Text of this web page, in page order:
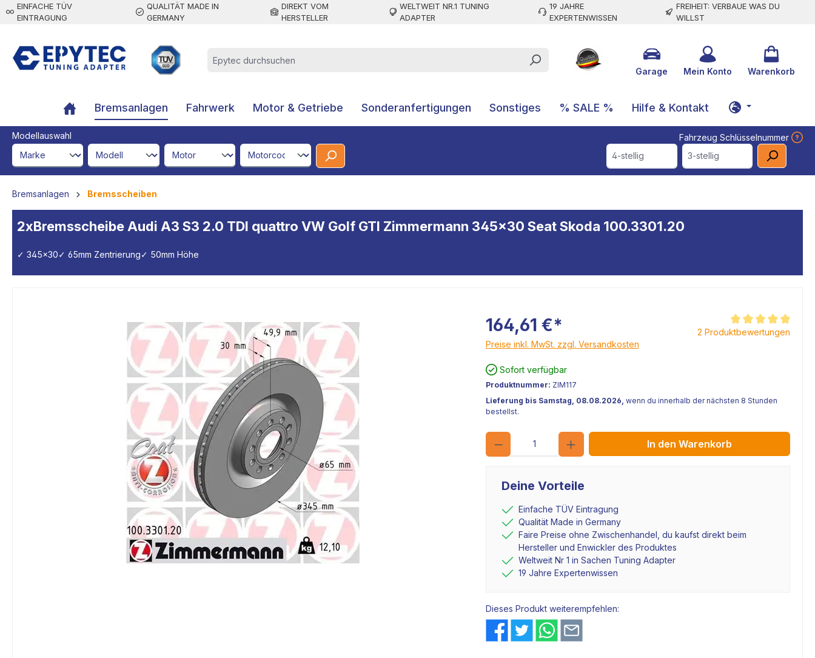
springen
EINFACHE TÜV
EINTRAGUNG
QUALITÄT MADE IN
GERMANY
DIREKT VOM
HERSTELLER
WELTWEIT NR.1 TUNING
ADAPTER
19 JAHRE
EXPERTENWISSEN
FREIHEIT: VERBAUE WAS DU
WILLST
Garage Mein Konto Warenkorb
Bremsanlagen Fahrwerk Motor & Getriebe Sonderanfertigungen Sonstiges % SALE % Hilfe & Kontakt
Modellauswahl
Fahrzeug Schlüsselnummer
brandId
modelId engineId engineCodeId 4-stellig 3-stellig
Bremsanlagen Bremsscheiben
2xBremsscheibe Audi A3 S3 2.0 TDI quattro VW Golf GTI Zimmermann 345x30 Seat Skoda 100.3301.20
✓ 345x30✓ 65mm Zentrierung✓ 50mm Höhe
164,61 €*
Preise inkl. MwSt. zzgl. Versandkosten
Durchschnittliche
2 Produktbewertungen
Sofort verfügbar
Produktnummer: ZIM117
Lieferung bis Samstag, 08.08.2026, wenn du innerhalb der nächsten 8 Stunden
bestellst.
Anzahl
In den Warenkorb
Deine Vorteile
Einfache TÜV Eintragung
Qualität Made in Germany
Faire Preise ohne Zwischenhandel, du kaufst direkt beim
Hersteller und Enwickler des Produktes
Weltweit Nr 1 in Sachen Tuning Adapter
19 Jahre Expertenwissen
Dieses Produkt weiterempfehlen: